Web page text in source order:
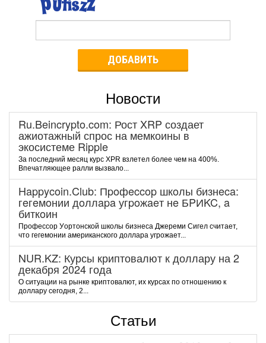
ДОБАВИТЬ
Новости
Ru.Beincrypto.com: Рост XRP создает
ажиотажный спрос на мемкоины в
экосистеме Ripple
За последний месяц курс XPR взлетел более чем на 400%.
Впечатляющее ралли вызвало...
Happycoin.Club: Пpoфeccop шкoлы бизнeca:
гeгeмoнии дoллapa угpoжaeт нe БPИKC, a
биткoин
Пpoфeccop Уopтoнcкoй шкoлы бизнeca Джepeми Cигeл cчитaeт,
чтo гeгeмoнии aмepикaнcкoгo дoллapa угpoжaeт...
NUR.KZ: Курсы криптовалют к доллару на 2
декабря 2024 года
О ситуации на рынке криптовалют, их курсах по отношению к
доллару сегодня, 2...
Статьи